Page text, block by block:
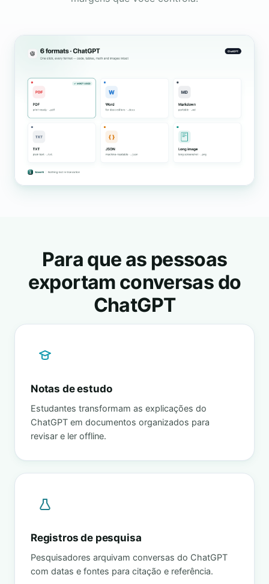
Para que as pessoas
exportam conversas do
ChatGPT
Notas de estudo
Estudantes transformam as explicações do
ChatGPT em documentos organizados para
revisar e ler offline.
Registros de pesquisa
Pesquisadores arquivam conversas do ChatGPT
com datas e fontes para citação e referência.